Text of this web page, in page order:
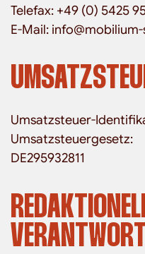
Telefax: +49 (0) 5425
E-Mail:
Umsatzsteuer-
Umsatzsteuergesetz:
DE295932811